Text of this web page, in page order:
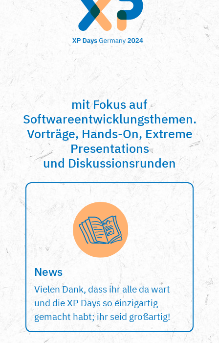
mit Fokus auf
Softwareentwicklungsthemen.
Vorträge, Hands-On, Extreme
Presentations
und Diskussionsrunden
News
Vielen Dank, dass ihr alle da wart
und die XP Days so einzigartig
gemacht habt; ihr seid großartig!